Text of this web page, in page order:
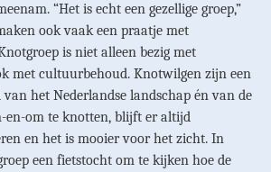
“Het is echt een gezellige groep,”
ook vaak een praatje met
is niet alleen bezig met
met cultuurbehoud. Knotwilgen zijn een
het Nederlandse landschap én van de
en-om te knotten, blijft er altijd
en het is mooier voor het zicht. In
een fietstocht om te kijken hoe de